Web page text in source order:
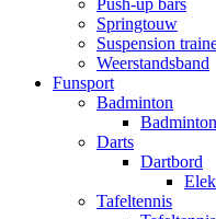
Push-up bars
Springtouw
Suspension
Weerstandsband
Funsport
Badminton
Darts
Dartbord
Tafeltennis